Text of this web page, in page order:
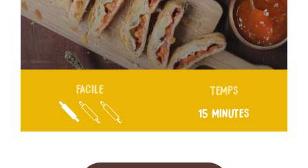
FACILE TEMPS
15 MINUTES